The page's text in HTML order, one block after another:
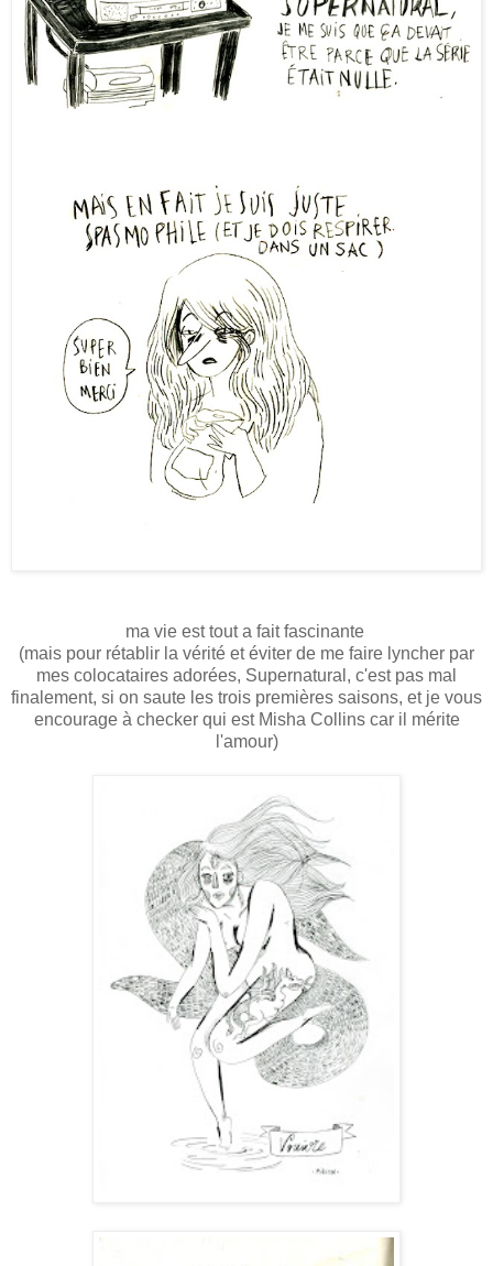
ma vie est tout a fait fascinante
(mais pour rétablir la vérité et éviter de me faire lyncher par
mes colocataires adorées, Supernatural, c'est pas mal
finalement, si on saute les trois premières saisons, et je vous
encourage à checker qui est Misha Collins car il mérite
l'amour)